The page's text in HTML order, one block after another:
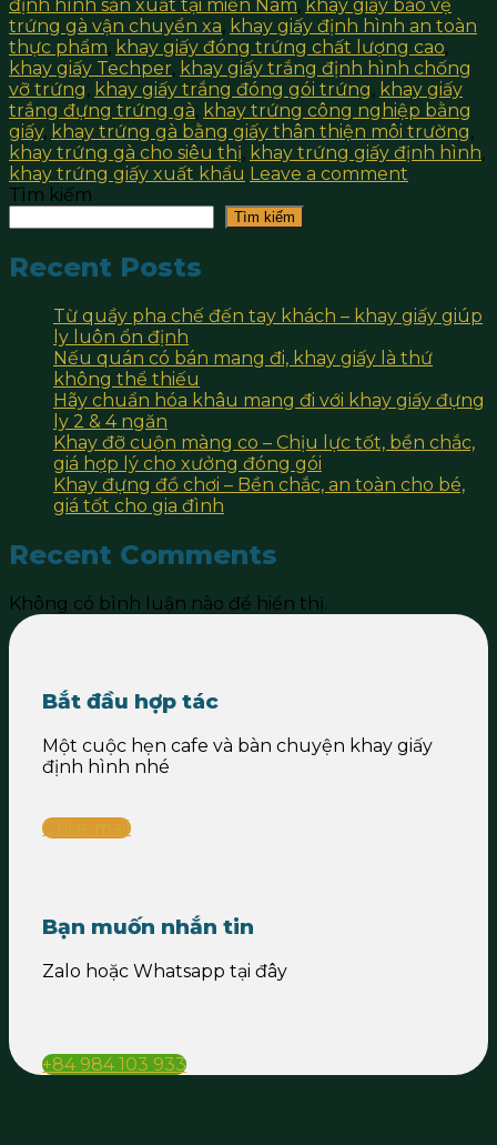
định hình sản xuất tại miền Nam, khay giấy bảo vệ
trứng gà vận chuyển xa, khay giấy định hình an toàn
thực phẩm, khay giấy đóng trứng chất lượng cao,
khay giấy Techper, khay giấy trắng định hình chống
vỡ trứng, khay giấy trắng đóng gói trứng, khay giấy
trắng đựng trứng gà, khay trứng công nghiệp bằng
giấy, khay trứng gà bằng giấy thân thiện môi trường,
khay trứng gà cho siêu thị, khay trứng giấy định hình,
khay trứng giấy xuất khẩu Leave a comment
Tìm kiếm
Tìm kiếm
Recent Posts
Từ quầy pha chế đến tay khách – khay giấy giúp
ly luôn ổn định
Nếu quán có bán mang đi, khay giấy là thứ
không thể thiếu
Hãy chuẩn hóa khâu mang đi với khay giấy đựng
ly 2 & 4 ngăn
Khay đỡ cuộn màng co – Chịu lực tốt, bền chắc,
giá hợp lý cho xưởng đóng gói
Khay đựng đồ chơi – Bền chắc, an toàn cho bé,
giá tốt cho gia đình
Recent Comments
Không có bình luận nào để hiển thị.
Bắt đầu hợp tác
Một cuộc hẹn cafe và bàn chuyện khay giấy
định hình nhé
Gửi e-mail
Bạn muốn nhắn tin
Zalo hoặc Whatsapp tại đây
+84 984 103 933